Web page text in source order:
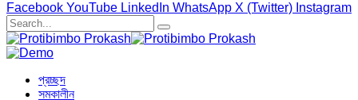
Facebook YouTube LinkedIn WhatsApp X (Twitter) Instagram
প্রচ্ছদ
সমকালীন